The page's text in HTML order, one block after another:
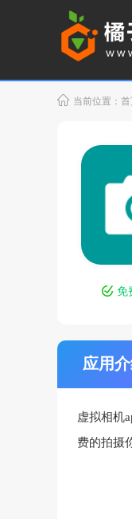
当前位置：
免
应用
虚拟相机
费的拍摄